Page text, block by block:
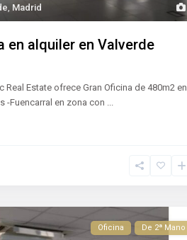
, Madrid
en alquiler en Valverde
Real Estate ofrece Gran Oficina de 480m2 en
-Fuencarral en zona con ...
Oficina De 2ª Mano